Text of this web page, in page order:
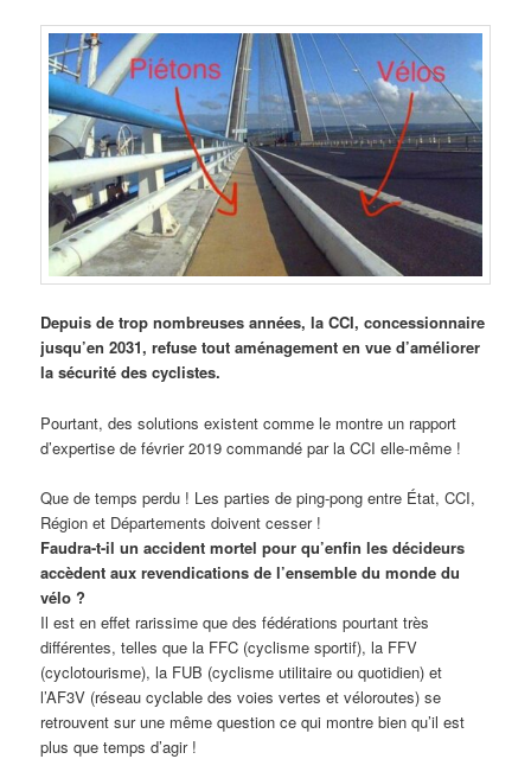
Depuis de trop nombreuses années, la CCI, concessionnaire
jusqu’en 2031, refuse tout aménagement en vue d’améliorer
la sécurité des cyclistes.
Pourtant, des solutions existent comme le montre un rapport
d’expertise de février 2019 commandé par la CCI elle-même !
Que de temps perdu ! Les parties de ping-pong entre État, CCI,
Région et Départements doivent cesser !
Faudra-t-il un accident mortel pour qu’enfin les décideurs
accèdent aux revendications de l’ensemble du monde du
vélo ?
Il est en effet rarissime que des fédérations pourtant très
différentes, telles que la FFC (cyclisme sportif), la FFV
(cyclotourisme), la FUB (cyclisme utilitaire ou quotidien) et
l’AF3V (réseau cyclable des voies vertes et véloroutes) se
retrouvent sur une même question ce qui montre bien qu’il est
plus que temps d’agir !